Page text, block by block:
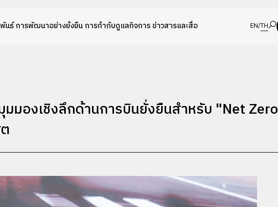
นธ์การพัฒนาอย่างยั่งยืนการกำกับดูแลกิจการข่าวสารและสื่อ EN/TH
มมองเชิงลึกด้านการบินยั่งยืนสำหรับ "Net Zero